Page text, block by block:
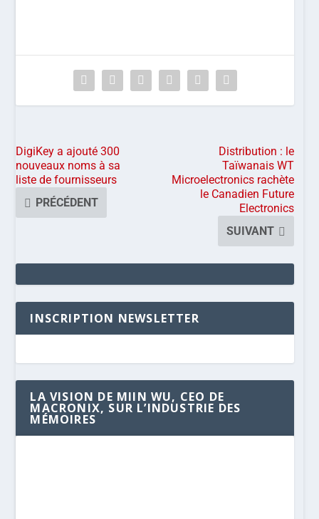
DigiKey a ajouté 300
nouveaux noms à sa
liste de fournisseurs
PRÉCÉDENT
Distribution : le
Taïwanais WT
Microelectronics rachète
le Canadien Future
Electronics
SUIVANT
INSCRIPTION NEWSLETTER
LA VISION DE MIIN WU, CEO DE
MACRONIX, SUR L’INDUSTRIE DES
MÉMOIRES